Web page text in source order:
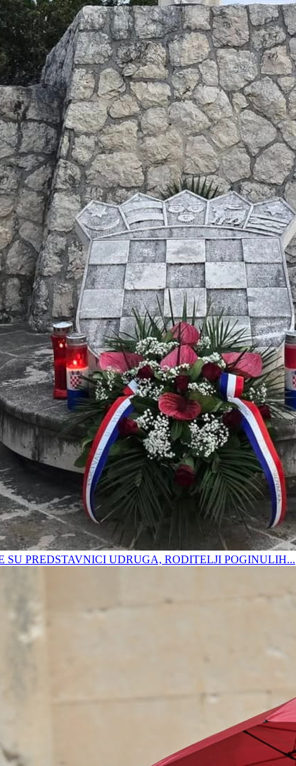
SU PREDSTAVNICI UDRUGA, RODITELJI POGINULIH...